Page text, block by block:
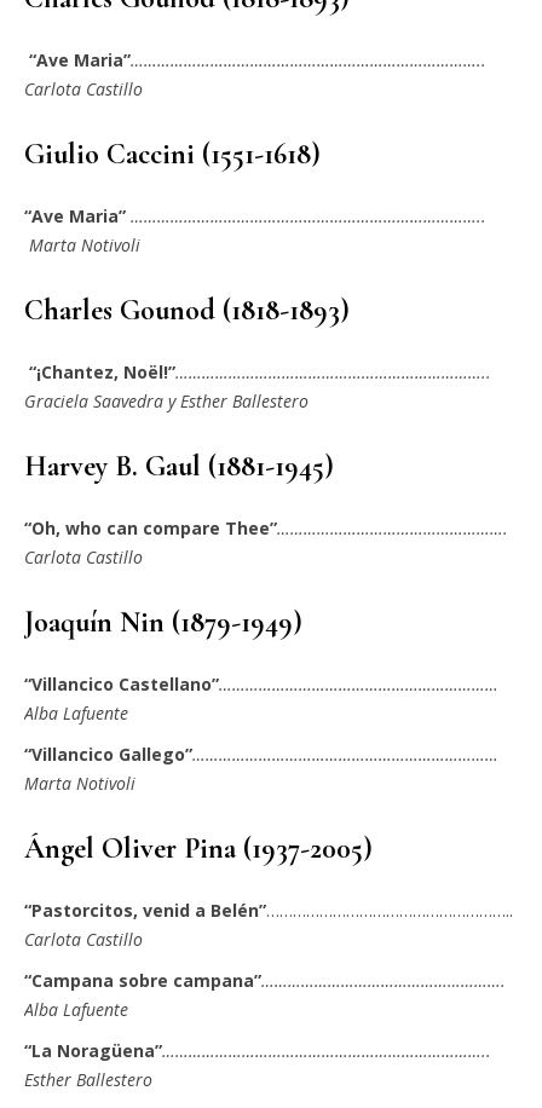
“Ave Maria”……………………………………………………………………..
Carlota Castillo
Giulio Caccini (1551-1618)
“Ave Maria” ……………………………………………………………………..
Marta Notivoli
Charles Gounod (1818-1893)
“¡Chantez, Noël!”……………………………………………………………..
Graciela Saavedra y Esther Ballestero
Harvey B. Gaul (1881-1945)
“Oh, who can compare Thee”…………………………………………….
Carlota Castillo
Joaquín Nin (1879-1949)
“Villancico Castellano”………………………………………………………
Alba Lafuente
“Villancico Gallego”……………………………………………………………
Marta Notivoli
Ángel Oliver Pina (1937-2005)
“Pastorcitos, venid a Belén”………………………………………………..
Carlota Castillo
“Campana sobre campana”……………………………………………….
Alba Lafuente
“La Noragüena”………………………………………………………………..
Esther Ballestero